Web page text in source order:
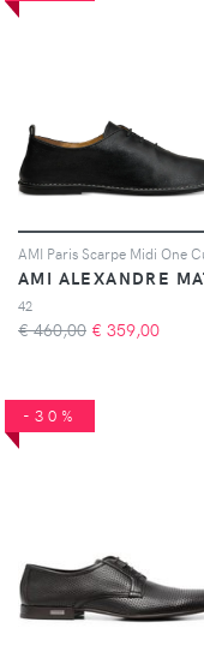
42
€ 460,00 € 359,00
-30%